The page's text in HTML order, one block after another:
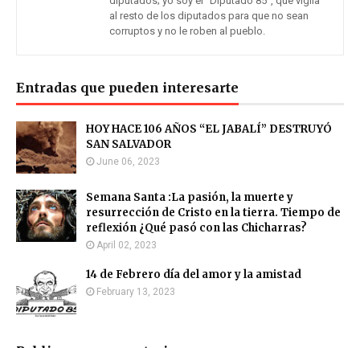
al resto de los diputados para que no sean
corruptos y no le roben al pueblo.
Entradas que pueden interesarte
HOY HACE 106 AÑOS “EL JABALÍ” DESTRUYÓ
SAN SALVADOR
June 06, 2023
Semana Santa :La pasión, la muerte y
resurrección de Cristo en la tierra. Tiempo de
reflexión ¿Qué pasó con las Chicharras?
April 02, 2023
14 de Febrero día del amor y la amistad
February 13, 2023